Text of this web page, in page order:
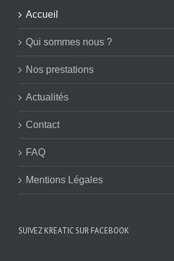
Accueil
Qui sommes nous ?
Nos prestations
Actualités
Contact
FAQ
Mentions Légales
SUIVEZ KREATIC SUR FACEBOOK